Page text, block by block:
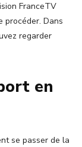
FranceTV
procéder. Dans
regarder
en
se passer de la